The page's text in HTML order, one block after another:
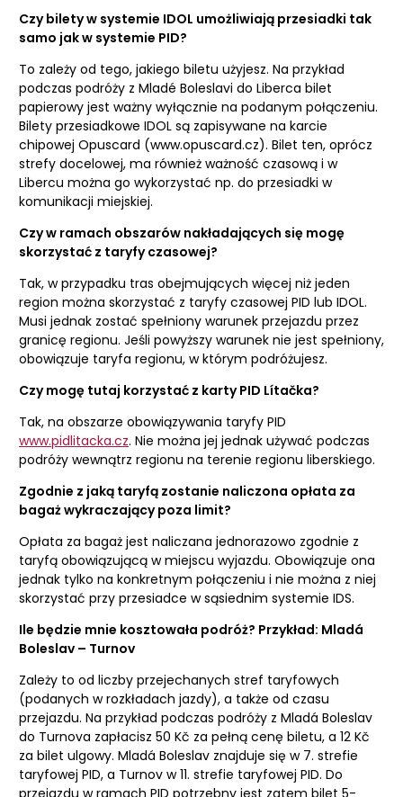
Czy bilety w systemie IDOL umożliwiają przesiadki tak
samo jak w systemie PID?
To zależy od tego, jakiego biletu użyjesz. Na przykład
podczas podróży z Mladé Boleslavi do Liberca bilet
papierowy jest ważny wyłącznie na podanym połączeniu.
Bilety przesiadkowe IDOL są zapisywane na karcie
chipowej Opuscard (www.opuscard.cz). Bilet ten, oprócz
strefy docelowej, ma również ważność czasową i w
Libercu można go wykorzystać np. do przesiadki w
komunikacji miejskiej.
Czy w ramach obszarów nakładających się mogę
skorzystać z taryfy czasowej?
Tak, w przypadku tras obejmujących więcej niż jeden
region można skorzystać z taryfy czasowej PID lub IDOL.
Musi jednak zostać spełniony warunek przejazdu przez
granicę regionu. Jeśli powyższy warunek nie jest spełniony,
obowiązuje taryfa regionu, w którym podróżujesz.
Czy mogę tutaj korzystać z karty PID Lítačka?
Tak, na obszarze obowiązywania taryfy PID
www.pidlitacka.cz. Nie można jej jednak używać podczas
podróży wewnątrz regionu na terenie regionu liberskiego.
Zgodnie z jaką taryfą zostanie naliczona opłata za
bagaż wykraczający poza limit?
Opłata za bagaż jest naliczana jednorazowo zgodnie z
taryfą obowiązującą w miejscu wyjazdu. Obowiązuje ona
jednak tylko na konkretnym połączeniu i nie można z niej
skorzystać przy przesiadce w sąsiednim systemie IDS.
Ile będzie mnie kosztowała podróż? Przykład: Mladá
Boleslav – Turnov
Zależy to od liczby przejechanych stref taryfowych
(podanych w rozkładach jazdy), a także od czasu
przejazdu. Na przykład podczas podróży z Mladá Boleslav
do Turnova zapłacisz 50 Kč za pełną cenę biletu, a 12 Kč
za bilet ulgowy. Mladá Boleslav znajduje się w 7. strefie
taryfowej PID, a Turnov w 11. strefie taryfowej PID. Do
przejazdu w ramach PID potrzebny jest zatem bilet 5-